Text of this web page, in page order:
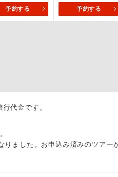
予約する 予約する
代金です。
りました。お申込み済みのツア
全てのお食事が付いて
1名様から出発可能な個
1名様1室利用でも追加